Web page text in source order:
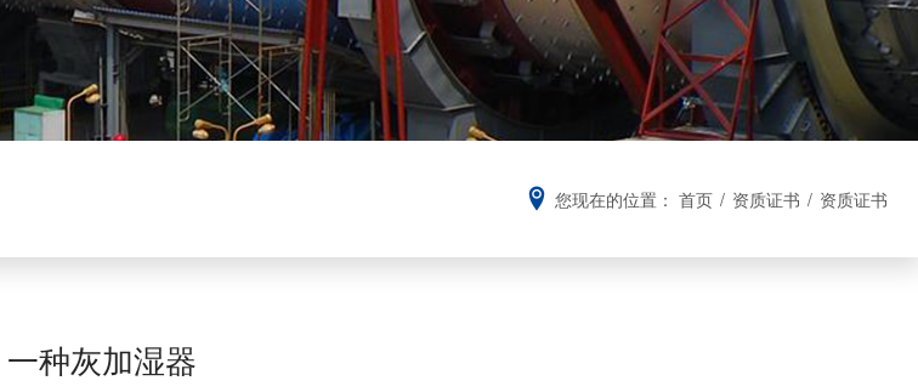
您现在的位置： 首页 / 资质证书 / 资质证书
一种灰加湿器